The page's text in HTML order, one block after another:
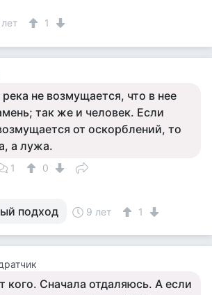
1
не возмущается, что в нее
так же и человек. Если
от оскорблений, то
а лужа.
1
0
подход 9 лет 1
кого. Сначала отдаляюсь. А если